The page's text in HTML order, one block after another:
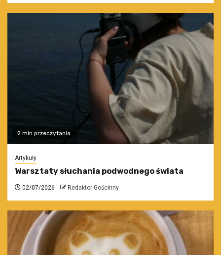
2 min przeczytania
Artykuły
Warsztaty słuchania podwodnego świata
02/07/2026 Redaktor Gościnny